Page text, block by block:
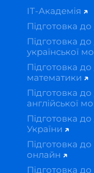
IT-Академія
Підготовка
Підготовка
української
Підготовка
математики
Підготовка
англійської
Підготовка до
України
Підготовка
онлайн
Підготовка